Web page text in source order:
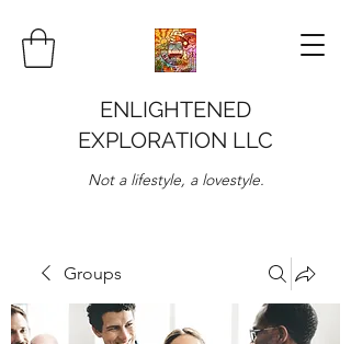
ENLIGHTENED
EXPLORATION LLC
Not a lifestyle, a lovestyle.
Groups